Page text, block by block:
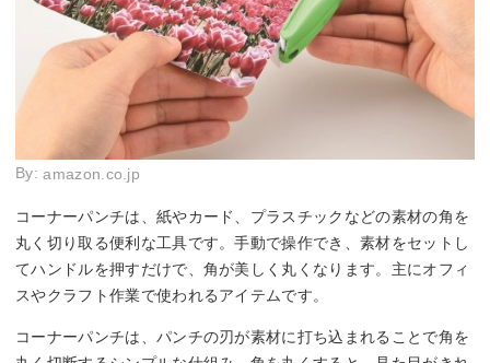
By:amazon.co.jp
コーナーパンチは、紙やカード、プラスチックなどの素材の角を
丸く切り取る便利な工具です。手動で操作でき、素材をセットし
てハンドルを押すだけで、角が美しく丸くなります。主にオフィ
スやクラフト作業で使われるアイテムです。
コーナーパンチは、パンチの刃が素材に打ち込まれることで角を